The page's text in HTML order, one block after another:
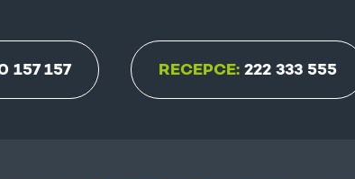
157 157 RECEPCE: 222 333 555